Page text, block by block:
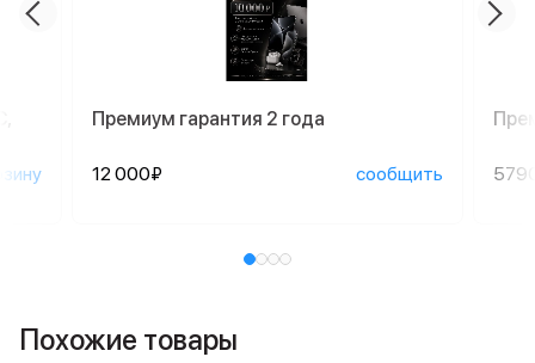
Премиум гарантия 2 года
12 000₽ сообщить
Похожие товары